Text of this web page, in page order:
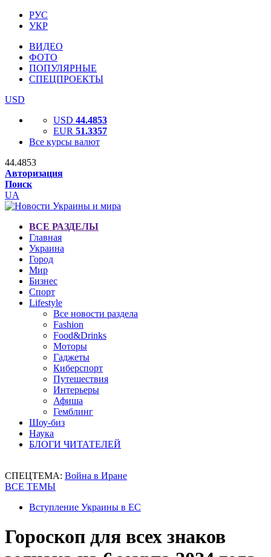
РУС
УКР
ВИДЕО
ФОТО
ПОПУЛЯРНЫЕ
СПЕЦПРОЕКТЫ
USD
USD 44.4853
EUR 51.3357
Все курсы валют
44.4853
Авторизация
Поиск
UA
ВСЕ РАЗДЕЛЫ
Главная
Украина
Город
Мир
Бизнес
Спорт
Lifestyle
Все новости раздела
Fashion
Food&Drinks
Моторы
Гаджеты
Киберспорт
Путешествия
Интерьеры
Афиша
Гемблинг
Шоу-биз
Наука
БЛОГИ ЧИТАТЕЛЕЙ
СПЕЦТЕМА: Война в Иране
ВСЕ ТЕМЫ
Вступление Украины в ЕС
Гороскоп для всех знаков